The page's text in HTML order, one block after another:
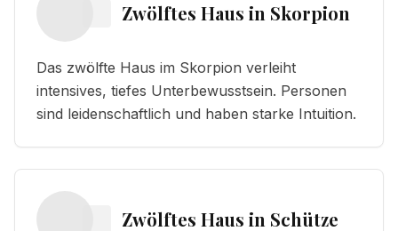
Zwölftes Haus in Skorpion
Das zwölfte Haus im Skorpion verleiht
intensives, tiefes Unterbewusstsein. Personen
sind leidenschaftlich und haben starke Intuition.
Zwölftes Haus in Schütze